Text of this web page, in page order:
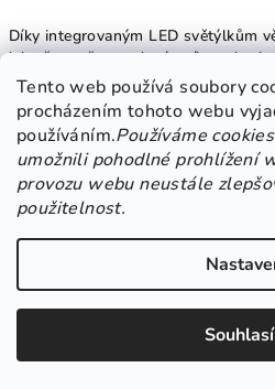
Tento web používá soubory
procházením tohoto webu
používáním.Používáme
umožnili pohodlné prohlížení
provozu webu neustále
použitelnost.
Díky integrovaným LED světýlkům
jako čerstvě napadaný sníh pod
útulnou a přívětivou atmosféru,
otevřeným srdcem.
🌟 Adventní význam a
Tento
očistu, očekávání a rodinnou
čase se proměňuje v symbol
přírodních větviček,
jemných perliček, vloček a světýlek